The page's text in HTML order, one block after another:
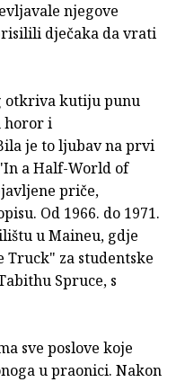
njegove
dječaka da vrati
otkriva kutiju punu
horor i
je to ljubav na prvi
a Half-World of
priče,
Od 1966. do 1971.
u Maineu, gdje
Truck" za studentske
Spruce, s
sve poslove koje
u praonici. Nakon